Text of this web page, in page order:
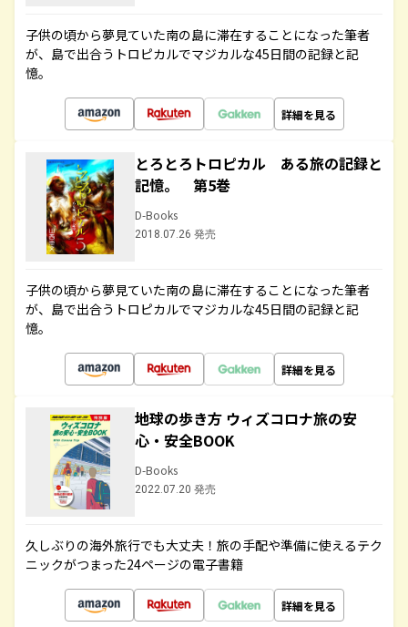
子供の頃から夢見ていた南の島に滞在することになった筆者
が、島で出合うトロピカルでマジカルな45日間の記録と記
憶。
詳細を見る
とろとろトロピカル ある旅の記録と
記憶。 第5巻
D-Books
2018.07.26 発売
子供の頃から夢見ていた南の島に滞在することになった筆者
が、島で出合うトロピカルでマジカルな45日間の記録と記
憶。
詳細を見る
地球の歩き方 ウィズコロナ旅の安
心・安全BOOK
D-Books
2022.07.20 発売
久しぶりの海外旅行でも大丈夫！旅の手配や準備に使えるテク
ニックがつまった24ページの電子書籍
詳細を見る